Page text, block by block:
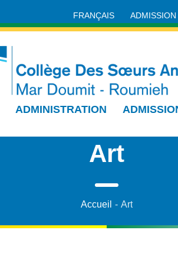
FRANÇAIS ADMISSION
ADMINISTRATION
Art
Accueil - Art